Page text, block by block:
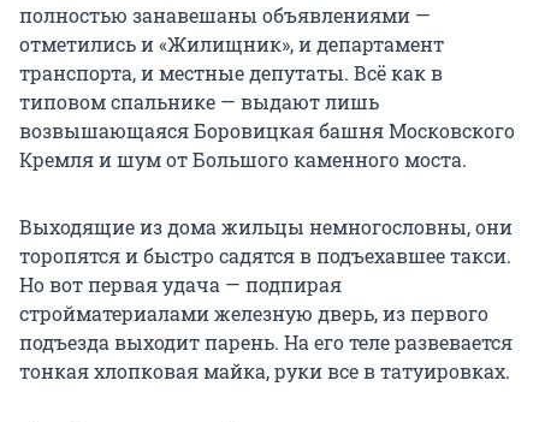
полностью занавешаны объявлениями —
отметились и «Жилищник», и департамент
транспорта, и местные депутаты. Всё как в
типовом спальнике — выдают лишь
возвышающаяся Боровицкая башня Московского
Кремля и шум от Большого каменного моста.
Выходящие из дома жильцы немногословны, они
торопятся и быстро садятся в подъехавшее такси.
Но вот первая удача — подпирая
стройматериалами железную дверь, из первого
подъезда выходит парень. На его теле развевается
тонкая хлопковая майка, руки все в татуировках.